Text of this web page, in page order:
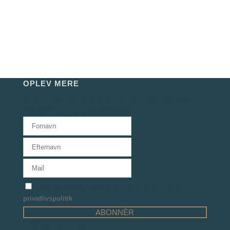
OPLEV MERE
privatlivspolitik